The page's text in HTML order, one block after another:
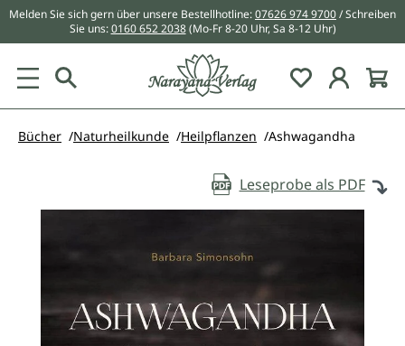
springen
Melden Sie sich gern über unsere Bestellhotline:07626 974 9700/ Schreiben
Sie uns:0160 652 2038 (Mo-Fr 8-20 Uhr, Sa 8-12 Uhr)
Du hast 0
Bücher Naturheilkunde Heilpflanzen Ashwagandha
Leseprobe als PDF